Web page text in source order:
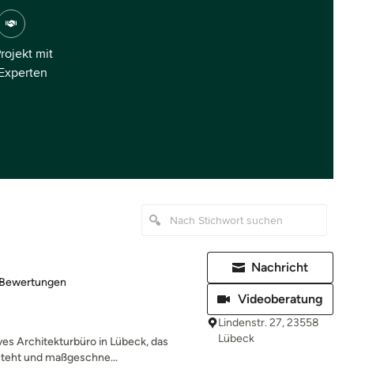
mit
5 von 5 Sternen
Architekturbüro in Lübeck, das
und maßgeschne...
Nachricht
Videoberatung
Lindenstr. 27, 23558
Lübeck